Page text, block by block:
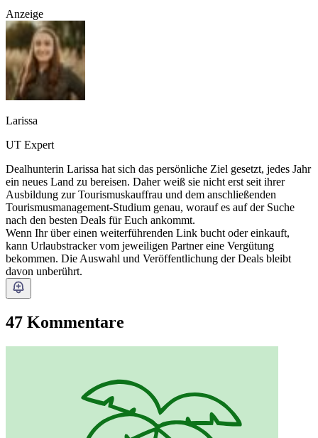
Anzeige
Larissa
UT Expert
Dealhunterin Larissa hat sich das persönliche Ziel gesetzt, jedes Jahr
ein neues Land zu bereisen. Daher weiß sie nicht erst seit ihrer
Ausbildung zur Tourismuskauffrau und dem anschließenden
Tourismusmanagement-Studium genau, worauf es auf der Suche
nach den besten Deals für Euch ankommt.
Wenn Ihr über einen weiterführenden Link bucht oder einkauft,
kann Urlaubstracker vom jeweiligen Partner eine Vergütung
bekommen. Die Auswahl und Veröffentlichung der Deals bleibt
davon unberührt.
47 Kommentare